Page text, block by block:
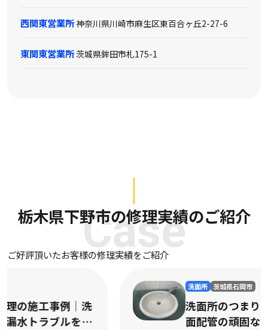
西関東営業所神奈川県川崎市麻生区東百合ヶ丘2-27-6
東関東営業所茨城県鉾田市札175-1
Case
栃木県下野市の修理実績のご紹介
ご好評頂いたお客様の修理実績をご紹介
茨城県石岡市
洗面所のつまり修理の施工事例｜洗
面配管の頑固なつまりを迅速に解消